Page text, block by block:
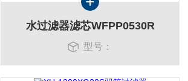
水过滤器滤芯WFPP0530R
型号：